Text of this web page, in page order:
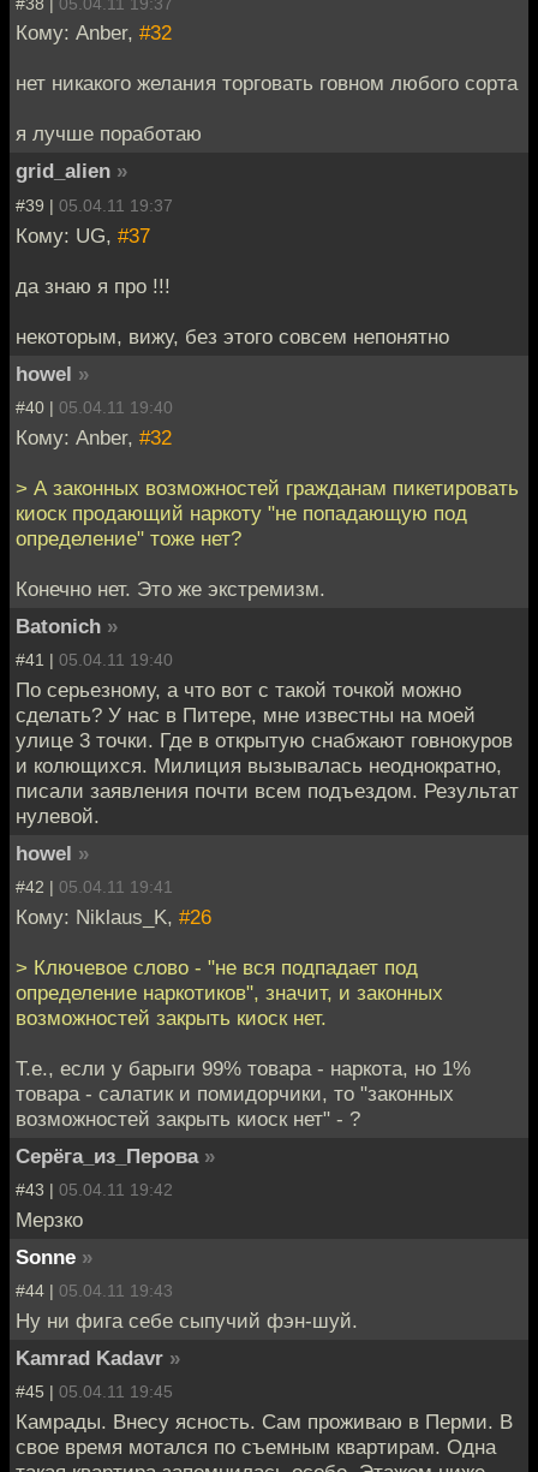
Кому: Anber, #32
нет никакого желания торговать говном любого сорта
я лучше поработаю
grid_alien »
#39 | 05.04.11 19:37
Кому: UG, #37
да знаю я про !!!
некоторым, вижу, без этого совсем непонятно
howel »
#40 | 05.04.11 19:40
Кому: Anber, #32
> А законных возможностей гражданам пикетировать
киоск продающий наркоту "не попадающую под
определение" тоже нет?
Конечно нет. Это же экстремизм.
Batonich »
#41 | 05.04.11 19:40
По серьезному, а что вот с такой точкой можно
сделать? У нас в Питере, мне известны на моей
улице 3 точки. Где в открытую снабжают говнокуров
и колющихся. Милиция вызывалась неоднократно,
писали заявления почти всем подъездом. Результат
нулевой.
howel »
#42 | 05.04.11 19:41
Кому: Niklaus_K, #26
> Ключевое слово - "не вся подпадает под
определение наркотиков", значит, и законных
возможностей закрыть киоск нет.
Т.е., если у барыги 99% товара - наркота, но 1%
товара - салатик и помидорчики, то "законных
возможностей закрыть киоск нет" - ?
Серёга_из_Перова »
#43 | 05.04.11 19:42
Мерзко
Sonne »
#44 | 05.04.11 19:43
Ну ни фига себе сыпучий фэн-шуй.
Kamrad Kadavr »
#45 | 05.04.11 19:45
Камрады. Внесу ясность. Сам проживаю в Перми. В
свое время мотался по съемным квартирам. Одна